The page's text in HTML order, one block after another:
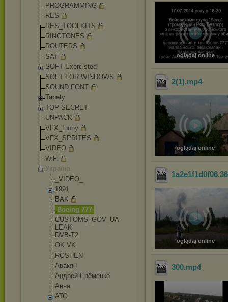
PROGRAMMING
RES
RES_TOOLKITS
RINGTONES
ROUTERS
SAT
SOFT Exorcisted
SOFT FOR WINDOWS
SOUND FONT
Tapety
TOP SECRET
UNPACK
VFX_funny
VFX_SPRITES
VIDEO
WiFi
Україна
_VIDEO_
1991
BAK
Boeing 777
CUSTOMS_GOV_UA
LEAK
DVB-T2
OK VK
ROSHEN
Авакян
Андрей Ерёменко
Анна
АТО
oglądaj online
2(1).mp4
oglądaj online
oglądaj online
300.mp4